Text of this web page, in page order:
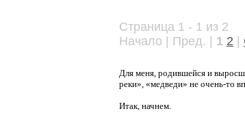
Страница 1 - 1 из 2
Начало | Пред. | 1 2
Для меня, родившейся и
реки», «медведи» не очень-то
Итак, начнем.